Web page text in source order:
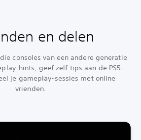
en delen
consoles van een andere generatie
hints, geef zelf tips aan de PS5-
je gameplay-sessies met online
vrienden.